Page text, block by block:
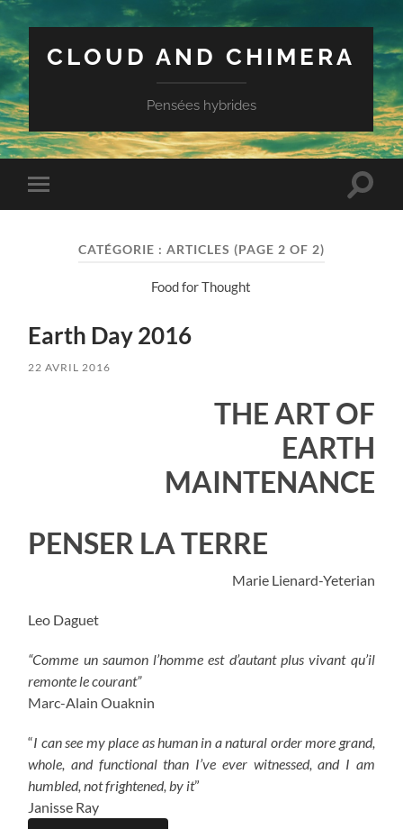
CLOUD AND CHIMERA
Pensées hybrides
Toggle
mobile
Toggle
CATÉGORIE : ARTICLES (PAGE 2 OF 2)
Food for Thought
Earth Day 2016
22 AVRIL 2016
THE ART OF
EARTH
MAINTENANCE
PENSER LA TERRE
Marie Lienard-Yeterian
Leo Daguet
“Comme un saumon l’homme est d’autant plus vivant qu’il
remonte le courant”
Marc-Alain Ouaknin
“I can see my place as human in a natural order more grand,
whole, and functional than I’ve ever witnessed, and I am
humbled, not frightened, by it”
Janisse Ray